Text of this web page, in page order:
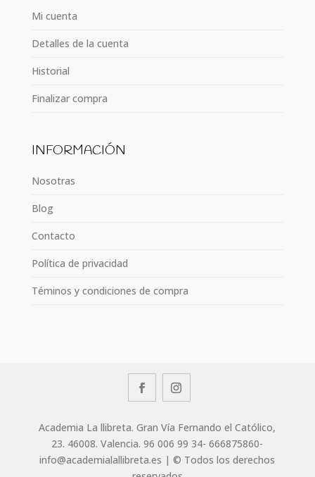
Mi cuenta
Detalles de la cuenta
Historial
Finalizar compra
INFORMACIÓN
Nosotras
Blog
Contacto
Política de privacidad
Téminos y condiciones de compra
Academia La llibreta. Gran Vía Fernando el Católico,
23. 46008. Valencia. 96 006 99 34- 666875860-
info@academialallibreta.es | © Todos los derechos